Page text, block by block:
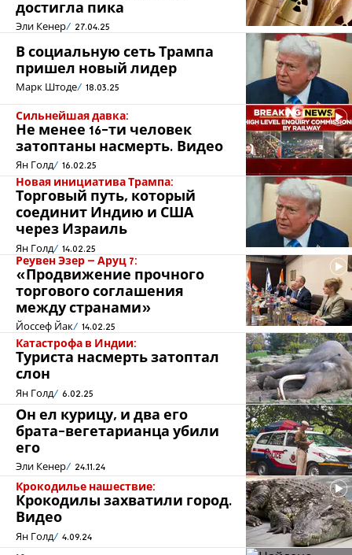
достигла пика
Эли Кенер 27.04.25
В социальную сеть Трампа
пришел новый лидер
Марк Штоде 18.03.25
Сильнейшая давка:
Не менее 16-ти человек
затоптаны насмерть. Видео
Ян Голд 16.02.25
Новая инициатива Трампа:
Торговый путь, который
соединит Индию и США
через Израиль
Ян Голд 14.02.25
Реувен Эзер – Аруц 7:
«Продвижение прочного
торгового соглашения
между странами»
Йоссеф Йак 14.02.25
Катастрофа в Индии:
Туриста насмерть затоптал
слон
Ян Голд 6.02.25
Он ел курицу, и два его
брата-вегетарианца убили
его
Эли Кенер 24.11.24
Крокодилье нашествие:
Крокодилы захватили город.
Видео
Ян Голд 4.09.24